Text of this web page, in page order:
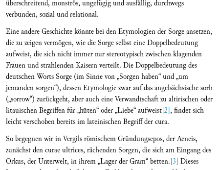
überschreitend, monströs, ungefügig und ausfällig, durchwegs
verbunden, sozial und relational.
Eine andere Geschichte könnte bei den Etymologien der Sorge ansetzen,
die zu zeigen vermögen, wie die Sorge selbst eine Doppelbedeutung
aufweist, die sich nicht immer nur stereotypisch zwischen klagenden
Frauen und strahlenden Kaisern verteilt. Die Doppelbedeutung des
deutschen Worts Sorge (im Sinne von „Sorgen haben“ und „um
jemanden sorgen“), dessen Etymologie zwar auf das angelsächsische sorh
(„sorrow“) zurückgeht, aber auch eine Verwandtschaft zu altirischen oder
litauischen Begriffen für „hüten“ oder „Liebe“ aufweist[2], findet sich
leicht verschoben bereits im lateinischen Begriff der cura.
So begegnen wir in Vergils römischem Gründungsepos, der Aeneis,
zunächst den curae ultrices, rächenden Sorgen, die sich am Eingang des
Orkus, der Unterwelt, in ihrem „Lager der Gram“ betten.[3] Dieses